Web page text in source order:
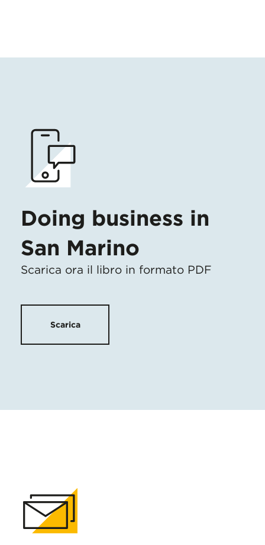
Doing business in
San Marino
Scarica ora il libro in formato PDF
Scarica